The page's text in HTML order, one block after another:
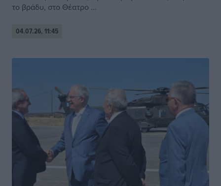
το βράδυ, στο Θέατρο ...
04.07.26, 11:45